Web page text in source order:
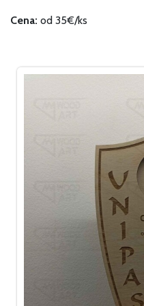
Cena: od 35€/ks